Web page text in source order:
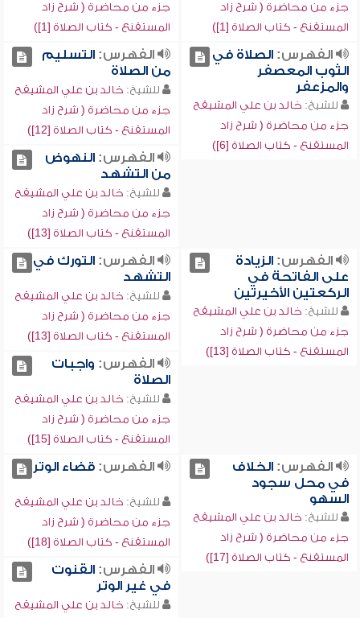
جزء من محاضرة ( شرح زاد
المستقنع - كتاب الصلاة [1])
جزء من محاضرة ( شرح زاد
المستقنع - كتاب الصلاة [1])
الفهرس:الصلاة في
الثوب المعصفر
والمزعفر
للشيخ: خالد بن علي المشيقح
جزء من محاضرة ( شرح زاد
المستقنع - كتاب الصلاة [6])
الفهرس:التسليم
من الصلاة
للشيخ: خالد بن علي المشيقح
جزء من محاضرة ( شرح زاد
المستقنع - كتاب الصلاة [12])
الفهرس:النهوض
من التشهد
للشيخ: خالد بن علي المشيقح
جزء من محاضرة ( شرح زاد
المستقنع - كتاب الصلاة [13])
الفهرس:الزيادة
على الفاتحة في
الركعتين الأخيرتين
للشيخ: خالد بن علي المشيقح
جزء من محاضرة ( شرح زاد
المستقنع - كتاب الصلاة [13])
الفهرس:التورك في
التشهد
للشيخ: خالد بن علي المشيقح
جزء من محاضرة ( شرح زاد
المستقنع - كتاب الصلاة [13])
الفهرس: واجبات
الصلاة
للشيخ: خالد بن علي المشيقح
جزء من محاضرة ( شرح زاد
المستقنع - كتاب الصلاة [15])
الفهرس:الخلاف
في محل سجود
السهو
للشيخ: خالد بن علي المشيقح
جزء من محاضرة ( شرح زاد
المستقنع - كتاب الصلاة [17])
الفهرس:قضاء الوتر
للشيخ: خالد بن علي المشيقح
جزء من محاضرة ( شرح زاد
المستقنع - كتاب الصلاة [18])
الفهرس:القنوت
في غير الوتر
للشيخ: خالد بن علي المشيقح